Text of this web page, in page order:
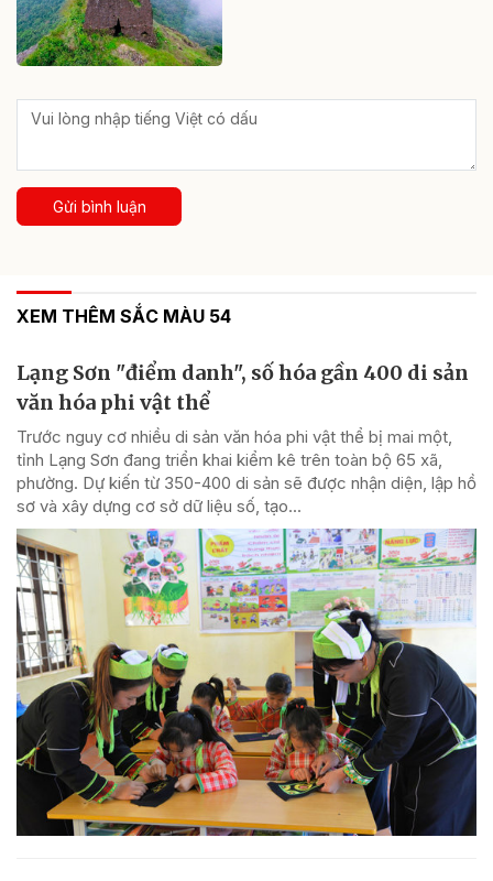
Gửi bình luận
XEM THÊM SẮC MÀU 54
Lạng Sơn "điểm danh", số hóa gần 400 di sản
văn hóa phi vật thể
Trước nguy cơ nhiều di sản văn hóa phi vật thể bị mai một,
tỉnh Lạng Sơn đang triển khai kiểm kê trên toàn bộ 65 xã,
phường. Dự kiến từ 350-400 di sản sẽ được nhận diện, lập hồ
sơ và xây dựng cơ sở dữ liệu số, tạo...